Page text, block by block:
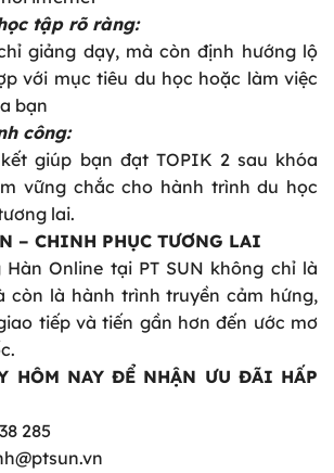
tập rõ ràng:
giảng dạy, mà còn định hướng lộ
với mục tiêu du học hoặc làm việc
bạn
công:
giúp bạn đạt TOPIK 2 sau khóa
vững chắc cho hành trình du học
lai.
– CHINH PHỤC TƯƠNG LAI
Hàn Online tại PT SUN không chỉ là
còn là hành trình truyền cảm hứng,
tiếp và tiến gần hơn đến ước mơ
HÔM NAY ĐỂ NHẬN ƯU ĐÃI HẤP
285